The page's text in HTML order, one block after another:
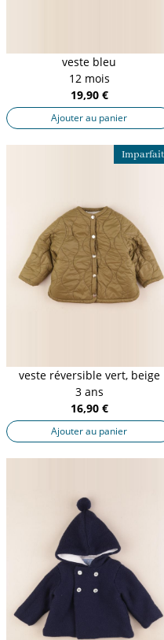
veste bleu
12 mois
19,90 €
Ajouter au panier
Imparfait
veste réversible vert, beige
3 ans
16,90 €
Ajouter au panier